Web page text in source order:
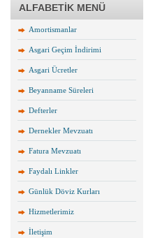
ALFABETİK MENÜ
Amortismanlar
Asgari Geçim İndirimi
Asgari Ücretler
Beyanname Süreleri
Defterler
Dernekler Mevzuatı
Fatura Mevzuatı
Faydalı Linkler
Günlük Döviz Kurları
Hizmetlerimiz
İletişim